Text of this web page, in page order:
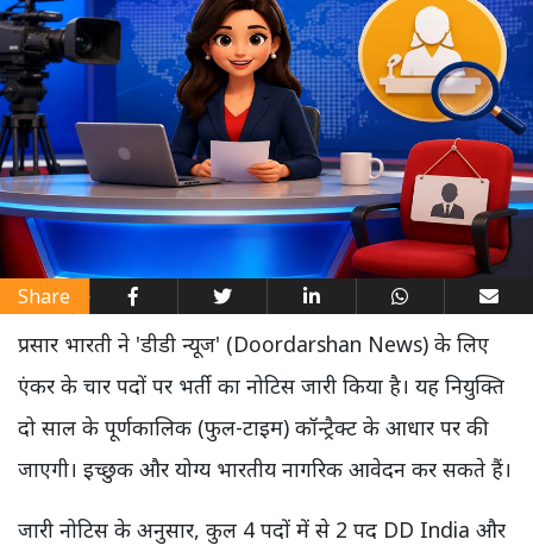
Share
प्रसार भारती ने 'डीडी न्यूज' (Doordarshan News) के लिए
एंकर के चार पदों पर भर्ती का नोटिस जारी किया है। यह नियुक्ति
दो साल के पूर्णकालिक (फुल-टाइम) कॉन्ट्रैक्ट के आधार पर की
जाएगी। इच्छुक और योग्य भारतीय नागरिक आवेदन कर सकते हैं।
जारी नोटिस के अनुसार, कुल 4 पदों में से 2 पद DD India और